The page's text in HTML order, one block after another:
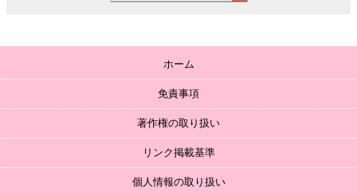
ホーム
免責事項
著作権の取り扱い
リンク掲載基準
個人情報の取り扱い